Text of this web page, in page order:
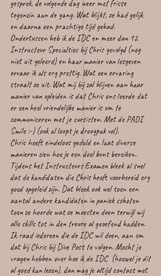
gesprek, de volgende dag weer met frisse
tegenzin aan de gang. Wat blijkt, ze had gelijk
en daarna een prachtige tijd gehad.
Ondertussen heb ik de IDC en meer dan 12
Instructeur Specialties bij Chris gevolgd (nog
niet uit geleerd) en haar manier van lesgeven
ervaar ik als erg prettig. Wat een ervaring
straalt ze uit. Wat mij bij zal blijven aan haar
manier van opleiden is dat Chris ons leerde dat
er een heel vriendelijke manier is om te
communiceren met je cursisten. Met de PADI
Smile :-) (ook al loopt je droogpak vol).
Chris heeft eindeloos geduld en laat diverse
manieren zien hoe je een doel kunt bereiken.
Tijdens het Instructeurs Examen bleek al snel
dat de kandidaten die Chris heeft voorbereid erg
goed opgeleid zijn. Dat bleek ook wel toen een
aantal andere kandidaten in paniek schoten
toen ze hoorde wat ze moesten doen terwijl wij
alle skills tot in den treure al geoefend hadden.
Ik raad iedereen die de IDC wil doen, aan om
dat bij Chris bij Dive Post te volgen. Mocht je
vragen hebben over hoe ik de IDC (hoewel je dit
al goed kan lezen), dan mag je altijd contact met